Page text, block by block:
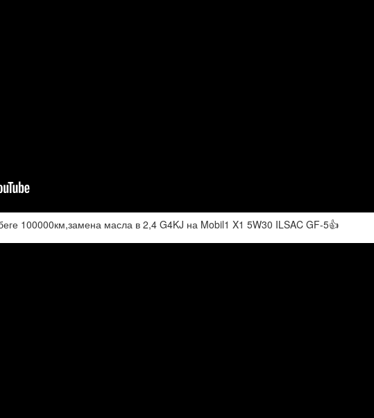
100000км,замена масла в 2,4 G4KJ на Mobil1 X1 5W30 ILSAC GF-5👍